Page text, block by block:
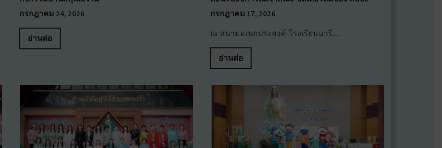
กรกฎาคม 24, 2026
อ่านต่อ
กรกฎาคม 17, 2026
ณ สนามอเนกประสงค์ โรงเรียนนารี…
อ่านต่อ